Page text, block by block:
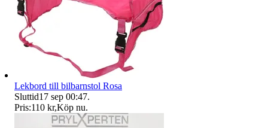
Lekbord till bilbarnstol Rosa
Sluttid17 sep 00:47.
Pris:110 kr,Köp nu.